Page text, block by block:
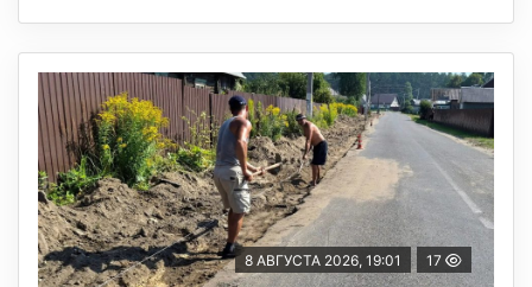
8 АВГУСТА 2026, 19:01 17